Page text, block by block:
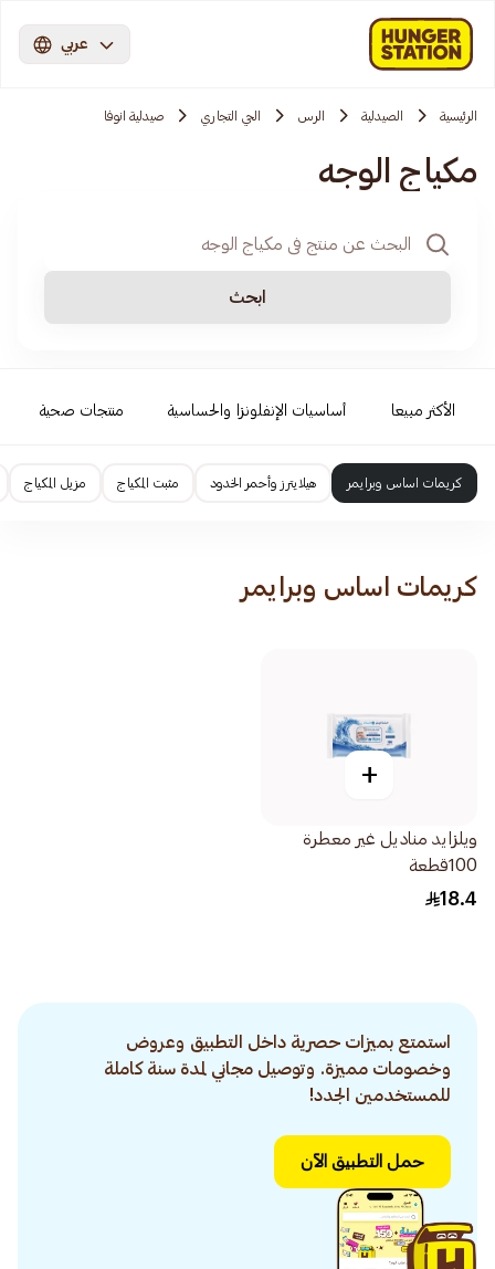
عربي
الرئيسية الصيدلية الرس الحي التجاري صيدلية انوفا
مكياج الوجه
ابحث
الأكثر مبيعا أساسيات الإنفلونزا والحساسية منتجات صحية
كريمات اساس وبرايمر هيلايترز وأحمر الخدود مثبت المكياج مزيل المكياج
كريمات اساس وبرايمر
+
ويلزايد مناديل غير معطرة
100قطعة
18.4
استمتع بميزات حصرية داخل التطبيق وعروض
وخصومات مميزة. وتوصيل مجاني لمدة سنة كاملة
للمستخدمين الجدد!
حمل التطبيق الآن